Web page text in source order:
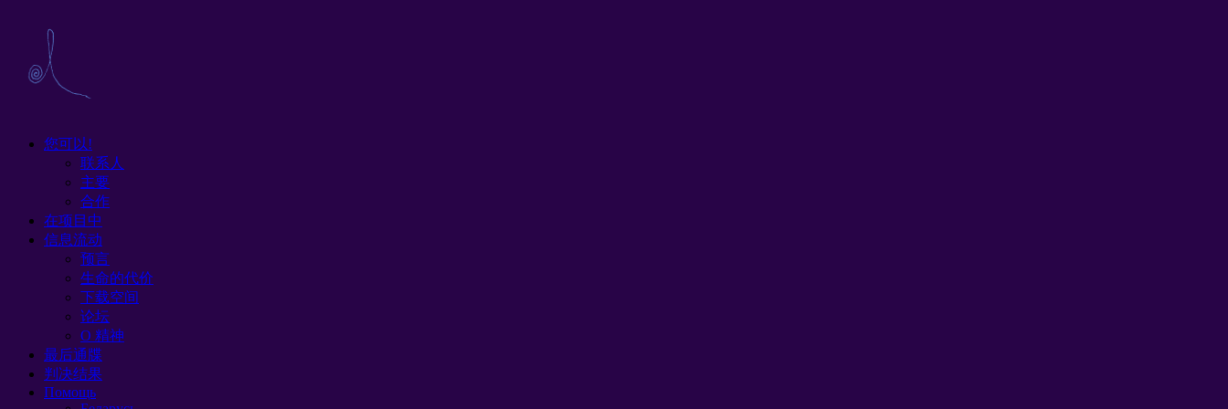
您可以!
联系人
主要
合作
在项目中
信息流动
预言
生命的代价
下载空间
论坛
O 精神
最后通牒
判决结果
Помощь